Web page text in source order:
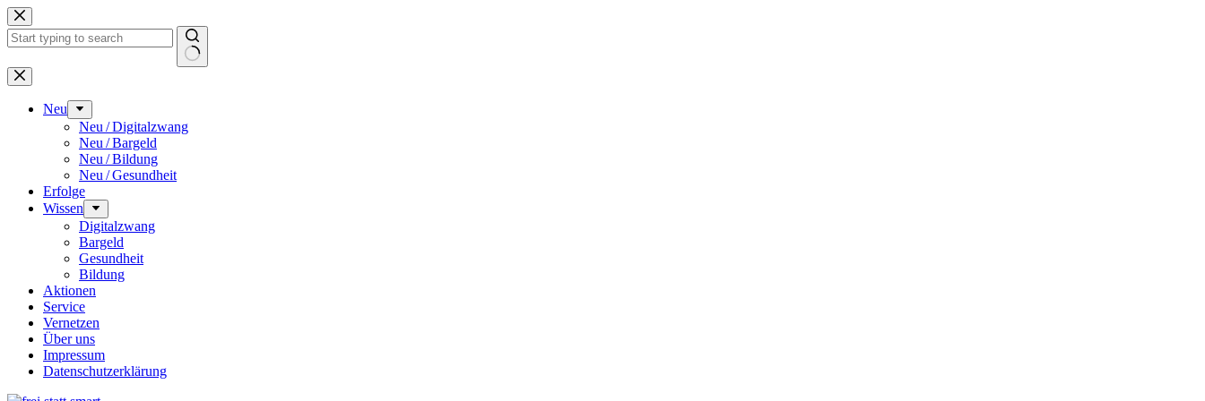
Zum
Inhalt
springen
Keine
Ergebnisse
Neu
Neu / Digitalzwang
Neu / Bargeld
Neu / Bildung
Neu / Gesundheit
Erfolge
Wissen
Digitalzwang
Bargeld
Gesundheit
Bildung
Aktionen
Service
Vernetzen
Über uns
Impressum
Datenschutz­erklärung